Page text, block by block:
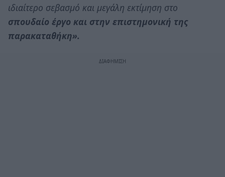
ιδιαίτερο σεβασμό και μεγάλη εκτίμηση στο
σπουδαίο έργο και στην επιστημονική της
παρακαταθήκη».